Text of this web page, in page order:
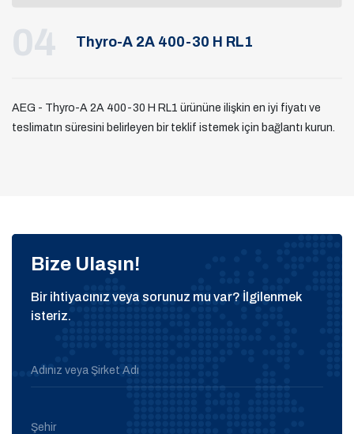
04 Thyro-A 2A 400-30 H RL1
AEG - Thyro-A 2A 400-30 H RL1 ürününe ilişkin en iyi fiyatı ve
teslimatın süresini belirleyen bir teklif istemek için bağlantı kurun.
Bize Ulaşın!
Bir ihtiyacınız veya sorunuz mu var? İlgilenmek
isteriz.
Adınız veya Şirket Adı
Şehir